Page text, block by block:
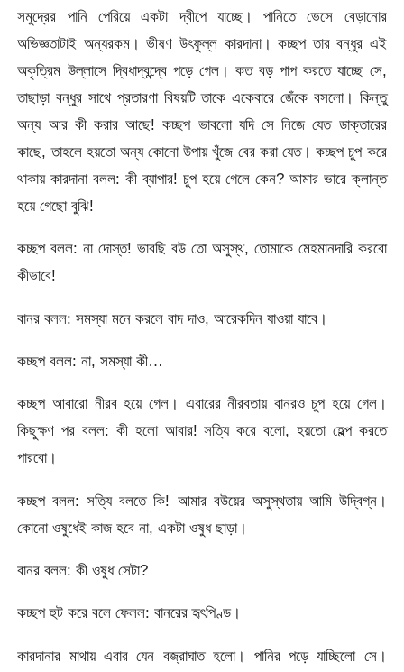
সমুদ্রের পানি পেরিয়ে একটা দ্বীপে যাচ্ছে। পানিতে ভেসে বেড়ানোর
অভিজ্ঞতাটাই অন্যরকম। ভীষণ উৎফুল্ল কারদানা। কচ্ছপ তার বন্ধুর এই
অকৃত্রিম উল্লাসে দ্বিধাদ্বন্দ্বে পড়ে গেল। কত বড় পাপ করতে যাচ্ছে সে,
তাছাড়া বন্ধুর সাথে প্রতারণা বিষয়টি তাকে একেবারে জেঁকে বসলো। কিন্তু
অন্য আর কী করার আছে! কচ্ছপ ভাবলো যদি সে নিজে যেত ডাক্তারের
কাছে, তাহলে হয়তো অন্য কোনো উপায় খুঁজে বের করা যেত। কচ্ছপ চুপ করে
থাকায় কারদানা বলল: কী ব্যাপার! চুপ হয়ে গেলে কেন? আমার ভারে ক্লান্ত
হয়ে গেছো বুঝি!
কচ্ছপ বলল: না দোস্ত! ভাবছি বউ তো অসুস্থ, তোমাকে মেহমানদারি করবো
কীভাবে!
বানর বলল: সমস্যা মনে করলে বাদ দাও, আরেকদিন যাওয়া যাবে।
কচ্ছপ বলল: না, সমস্যা কী…
কচ্ছপ আবারো নীরব হয়ে গেল। এবারের নীরবতায় বানরও চুপ হয়ে গেল।
কিছুক্ষণ পর বলল: কী হলো আবার! সত্যি করে বলো, হয়তো হেল্প করতে
পারবো।
কচ্ছপ বলল: সত্যি বলতে কি! আমার বউয়ের অসুস্থতায় আমি উদ্বিগ্ন।
কোনো ওষুধেই কাজ হবে না, একটা ওষুধ ছাড়া।
বানর বলল: কী ওষুধ সেটা?
কচ্ছপ হুট করে বলে ফেলল: বানরের হৃৎপিণ্ড।
কারদানার মাথায় এবার যেন বজ্রাঘাত হলো। পানির পড়ে যাচ্ছিলো সে।